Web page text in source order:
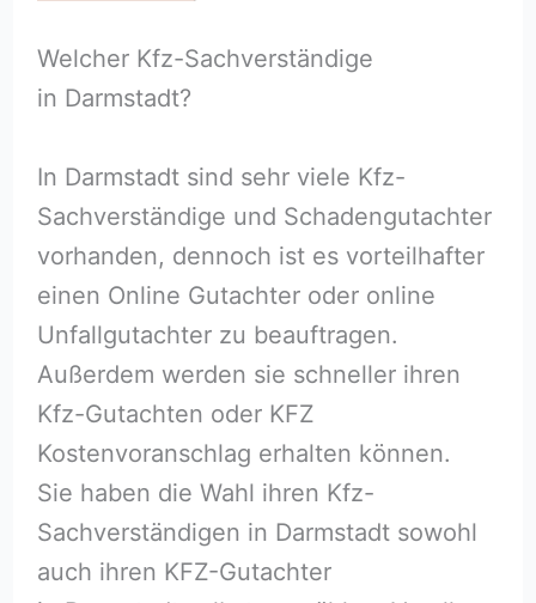
Welcher Kfz-Sachverständige
in Darmstadt?
In Darmstadt sind sehr viele Kfz-
Sachverständige und Schadengutachter
vorhanden, dennoch ist es vorteilhafter
einen Online Gutachter oder online
Unfallgutachter zu beauftragen.
Außerdem werden sie schneller ihren
Kfz-Gutachten oder KFZ
Kostenvoranschlag erhalten können.
Sie haben die Wahl ihren Kfz-
Sachverständigen in Darmstadt sowohl
auch ihren KFZ-Gutachter